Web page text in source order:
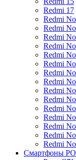
Redmi 17
Redmi
Redmi
Redmi
Redmi
Redmi
Redmi
Redmi
Redmi
Redmi
Redmi
Redmi
Redmi
Redmi
Redmi
Redmi
Смартфоны